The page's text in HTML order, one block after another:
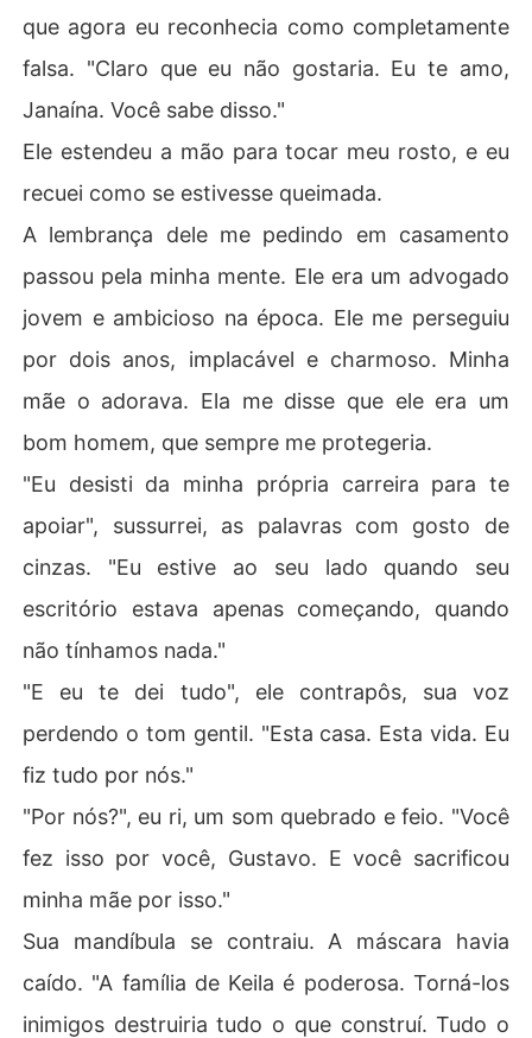
que agora eu reconhecia como completamente
falsa. "Claro que eu não gostaria. Eu te amo,
Janaína. Você sabe disso."
Ele estendeu a mão para tocar meu rosto, e eu
recuei como se estivesse queimada.
A lembrança dele me pedindo em casamento
passou pela minha mente. Ele era um advogado
jovem e ambicioso na época. Ele me perseguiu
por dois anos, implacável e charmoso. Minha
mãe o adorava. Ela me disse que ele era um
bom homem, que sempre me protegeria.
"Eu desisti da minha própria carreira para te
apoiar", sussurrei, as palavras com gosto de
cinzas. "Eu estive ao seu lado quando seu
escritório estava apenas começando, quando
não tínhamos nada."
"E eu te dei tudo", ele contrapôs, sua voz
perdendo o tom gentil. "Esta casa. Esta vida. Eu
fiz tudo por nós."
"Por nós?", eu ri, um som quebrado e feio. "Você
fez isso por você, Gustavo. E você sacrificou
minha mãe por isso."
Sua mandíbula se contraiu. A máscara havia
caído. "A família de Keila é poderosa. Torná-los
inimigos destruiria tudo o que construí. Tudo o